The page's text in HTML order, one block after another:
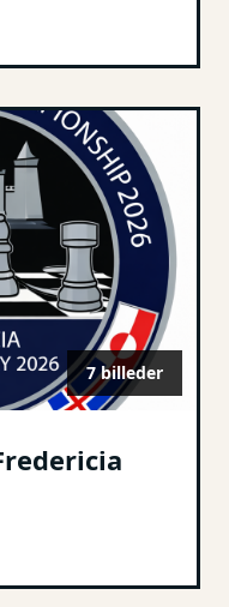
7 billeder